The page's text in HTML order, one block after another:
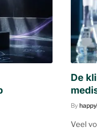
De
By
Veel